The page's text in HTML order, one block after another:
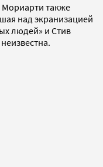
также
над экранизацией
людей» и Стив